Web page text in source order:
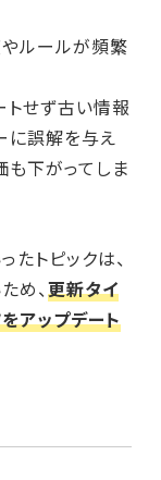
やルールが頻繁
トせず古い情報
に誤解を与え
も下がってしま
トピックは、
め、更新タイ
アップデート